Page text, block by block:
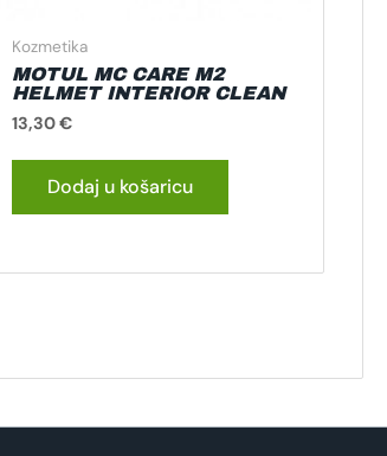
Kozmetika
MOTUL MC CARE M2
HELMET INTERIOR CLEAN
13,30€
Dodaj u košaricu